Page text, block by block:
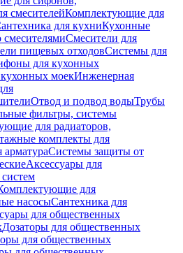
смесителейКомплектующие для
для кухниКухонные
Смесители для
пищевых отходовСистемы для
для кухонных
моекИнженерная
Отвод и подвод водыТрубы
фильтры, системы
для радиаторов,
комплекты для
Системы защиты от
Аксессуары для
для
насосыСантехника для
для общественных
Дозаторы для общественных
для общественных